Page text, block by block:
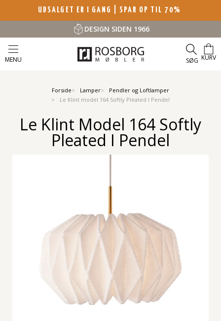
UDSALGET ER I GANG | SPAR OP TIL 70%
DESIGN SIDEN 1966
MENU SØG KURV
Forside Lamper
Pendler og Loftlamper
Le Klint model 164 Softly Pleated I Pendel
Le Klint Model 164 Softly
Pleated I Pendel